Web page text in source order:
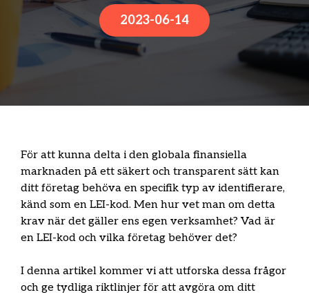
2023-06-14
För att kunna delta i den globala finansiella
marknaden på ett säkert och transparent sätt kan
ditt företag behöva en specifik typ av identifierare,
känd som en LEI-kod. Men hur vet man om detta
krav när det gäller ens egen verksamhet? Vad är
en LEI-kod och vilka företag behöver det?
I denna artikel kommer vi att utforska dessa frågor
och ge tydliga riktlinjer för att avgöra om ditt